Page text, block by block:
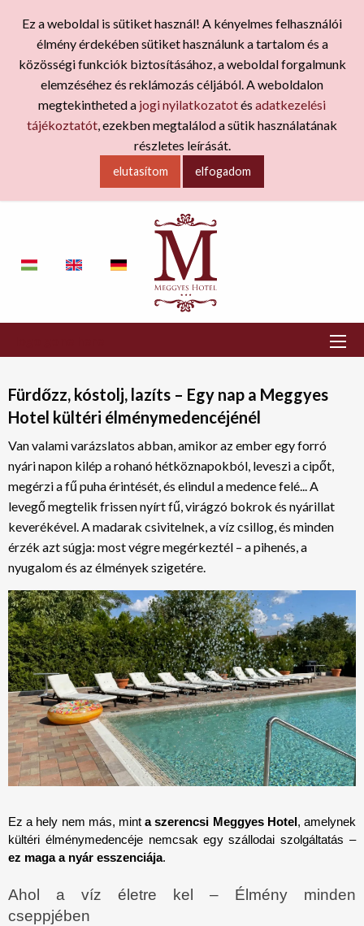
Ez a weboldal is sütiket használ! A kényelmes felhasználói
élmény érdekében sütiket használunk a tartalom és a
közösségi funkciók biztosításához, a weboldal forgalmunk
elemzéséhez és reklámozás céljából. A weboldalon
megtekintheted a jogi nyilatkozatotés adatkezelési
tájékoztatót, ezekben megtalálod a sütik használatának
részletes leírását.
elutasítom elfogadom
Fürdőzz, kóstolj, lazíts – Egy nap a Meggyes
Hotel kültéri élménymedencéjénél
Van valami varázslatos abban, amikor az ember egy forró
nyári napon kilép a rohanó hétköznapokból, leveszi a cipőt,
megérzi a fű puha érintését, és elindul a medence felé... A
levegő megtelik frissen nyírt fű, virágzó bokrok és nyárillat
keverékével. A madarak csivitelnek, a víz csillog, és minden
érzék azt súgja: most végre megérkeztél – a pihenés, a
nyugalom és az élmények szigetére.
Ez a hely nem más, mint a szerencsi Meggyes Hotel , amelynek
kültéri élménymedencéje nemcsak egy szállodai szolgáltatás –
ez maga a nyár esszenciája.
Ahol a víz életre kel – Élmény minden
cseppjében